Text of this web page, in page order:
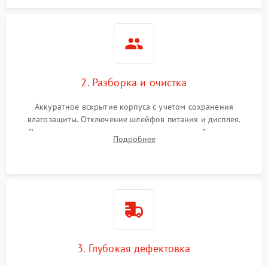
2. Разборка и очистка
Аккуратное вскрытие корпуса с учетом сохранения
влагозащиты. Отключение шлейфов питания и дисплея.
Очистка внутренних плат от окислов и пыли. Бережная
обработка германиевого объектива специализированными
Подробнее
3. Глубокая дефектовка